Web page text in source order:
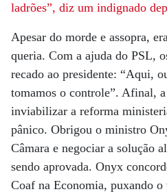
ladrões”, diz um indignado
Apesar do morde e assopra,
queria. Com a ajuda do PSL,
recado ao presidente: “Aqui,
tomamos o controle”. Afinal, a
inviabilizar a reforma
pânico. Obrigou o ministro
Câmara e negociar a solução
sendo aprovada. Onyx
Coaf na Economia, puxando